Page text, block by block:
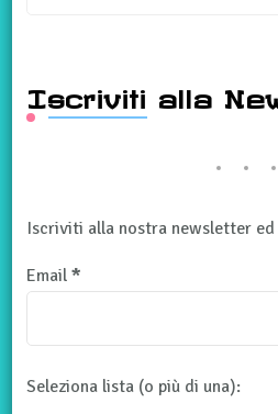
Iscriviti alla
Iscriviti alla nostra newsletter
Email *
Seleziona lista (o più di una):